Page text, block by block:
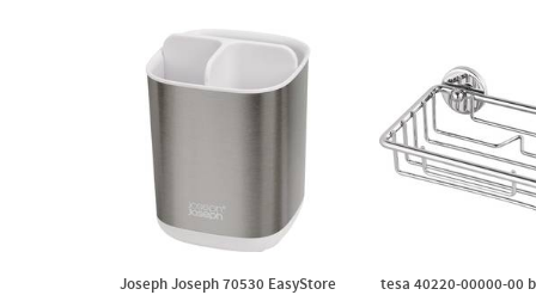
Joseph Joseph 70530 EasyStore
tesa 40220-00000-00